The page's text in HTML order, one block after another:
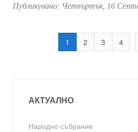
Публикувано: Четвъртък, 16
1 2 3 4
АКТУАЛНО
Народно събрание